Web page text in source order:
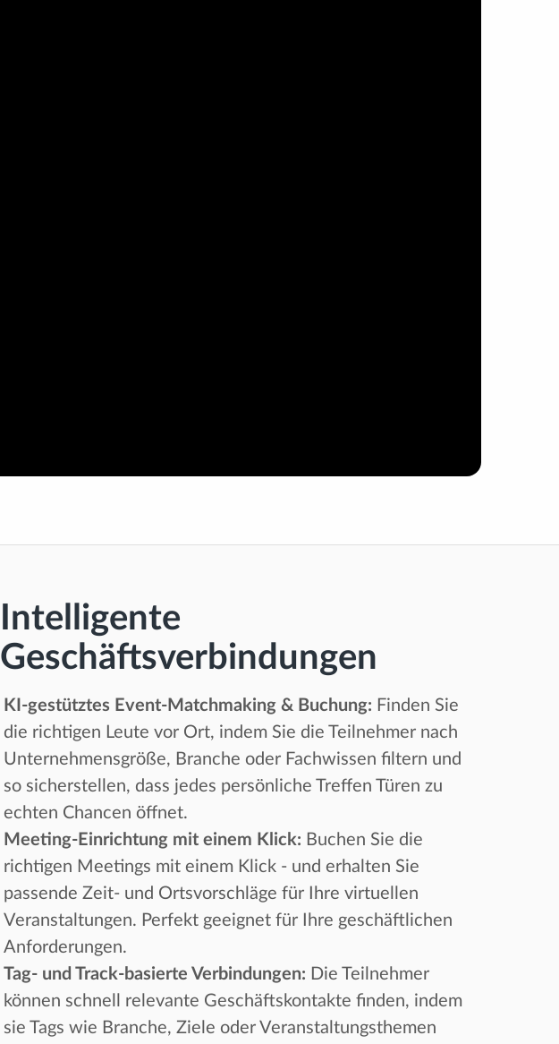
Intelligente
Geschäftsverbindungen
KI-gestütztes Event-Matchmaking & Buchung: Finden Sie
die richtigen Leute vor Ort, indem Sie die Teilnehmer nach
Unternehmensgröße, Branche oder Fachwissen filtern und
so sicherstellen, dass jedes persönliche Treffen Türen zu
echten Chancen öffnet.
Meeting-Einrichtung mit einem Klick: Buchen Sie die
richtigen Meetings mit einem Klick - und erhalten Sie
passende Zeit- und Ortsvorschläge für Ihre virtuellen
Veranstaltungen. Perfekt geeignet für Ihre geschäftlichen
Anforderungen.
Tag- und Track-basierte Verbindungen: Die Teilnehmer
können schnell relevante Geschäftskontakte finden, indem
sie Tags wie Branche, Ziele oder Veranstaltungsthemen